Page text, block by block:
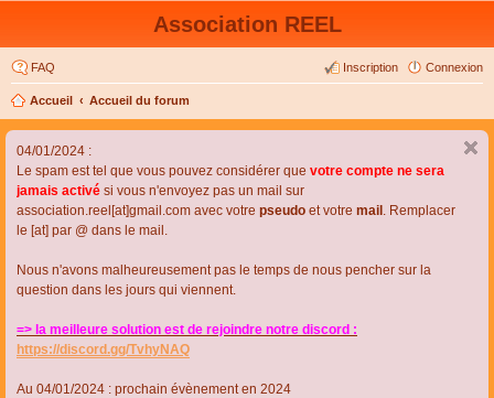
Association REEL
FAQ Connexion
Inscription
Accueil Accueil du forum
04/01/2024 :
Le spam est tel que vous pouvez considérer que votre compte ne sera
jamais activé si vous n'envoyez pas un mail sur
association.reel[at]gmail.com avec votre pseudo et votre mail . Remplacer
le [at] par @ dans le mail.
Nous n'avons malheureusement pas le temps de nous pencher sur la
question dans les jours qui viennent.
=> la meilleure solution est de rejoindre notre discord :
https://discord.gg/TvhyNAQ
Au 04/01/2024 : prochain évènement en 2024